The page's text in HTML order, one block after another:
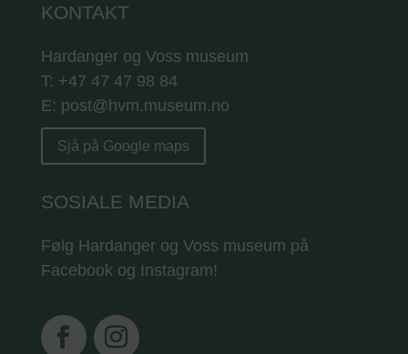
KONTAKT
Hardanger og Voss museum
T: +47 47 47 98 84
E: post@hvm.museum.no
Sjå på Google maps
SOSIALE MEDIA
Følg Hardanger og Voss museum på
Facebook og Instagram!